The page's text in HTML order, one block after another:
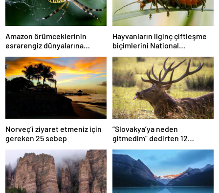
Amazon örümceklerinin
esrarengiz dünyalarına
gitmeye hazır olun.
Hayvanların ilginç çiftleşme
biçimlerini National
Geographic görüntüledi.
Norveç’i ziyaret etmeniz için
gereken 25 sebep
“Slovakya’ya neden
gitmedim” dedirten 12
fotoğraf